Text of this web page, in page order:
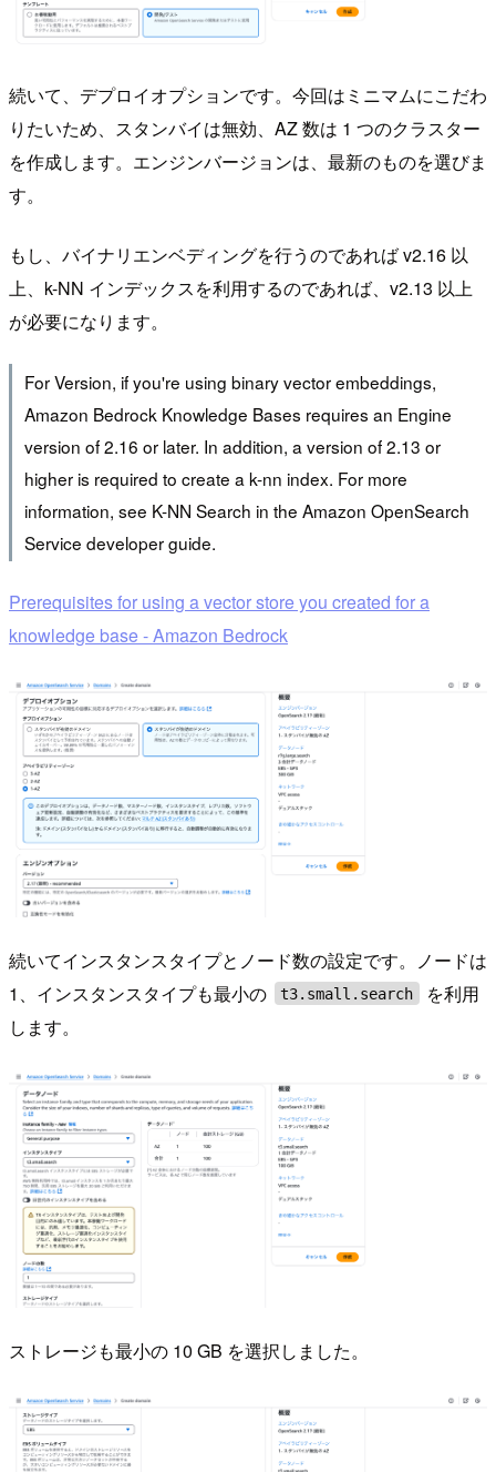
続いて、デプロイオプションです。今回はミニマムにこだわ
りたいため、スタンバイは無効、AZ 数は 1 つのクラスター
を作成します。エンジンバージョンは、最新のものを選びま
す。
もし、バイナリエンベディングを行うのであれば v2.16 以
上、k-NN インデックスを利用するのであれば、v2.13 以上
が必要になります。
For Version, if you're using binary vector embeddings,
Amazon Bedrock Knowledge Bases requires an Engine
version of 2.16 or later. In addition, a version of 2.13 or
higher is required to create a k-nn index. For more
information, see K-NN Search in the Amazon OpenSearch
Service developer guide.
Prerequisites for using a vector store you created for a
knowledge base - Amazon Bedrock
続いてインスタンスタイプとノード数の設定です。ノードは
1、インスタンスタイプも最小の
t3.small.search
を利用
します。
ストレージも最小の 10 GB を選択しました。